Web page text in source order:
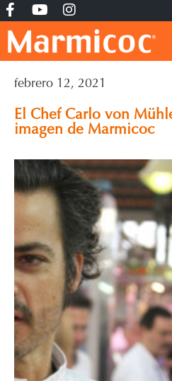
febrero 12, 2021
El Chef Carlo von
imagen de Marmicoc